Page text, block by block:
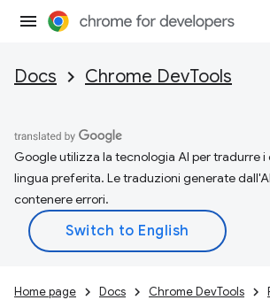
Docs Chrome DevTools
Google utilizza la tecnologia AI per tradurre i
lingua preferita. Le traduzioni generate
contenere errori.
Home page Docs Chrome DevTools